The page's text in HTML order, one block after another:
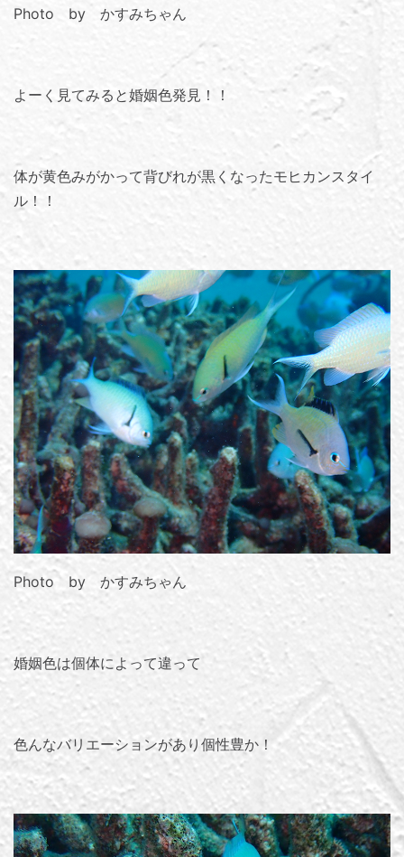
Photo by かすみちゃん
よーく見てみると婚姻色発見！！
体が黄色みがかって背びれが黒くなったモヒカンスタイ
ル！！
Photo by かすみちゃん
婚姻色は個体によって違って
色んなバリエーションがあり個性豊か！